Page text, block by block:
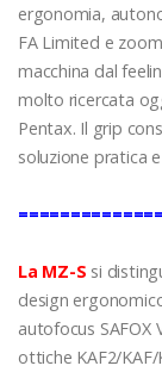
ergonomia,
FA Limited e
macchina dal
molto ricercata
Pentax. Il grip
soluzione pratica
La MZ-S si
design
autofocus SAFOX
ottiche KAF2/